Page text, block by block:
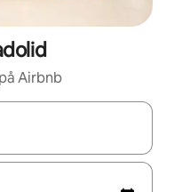
Airbnb
navigera med upp- och